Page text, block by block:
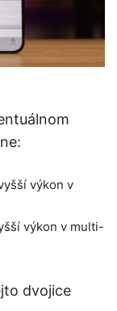
výkon v
výkon v multi-
dvojice